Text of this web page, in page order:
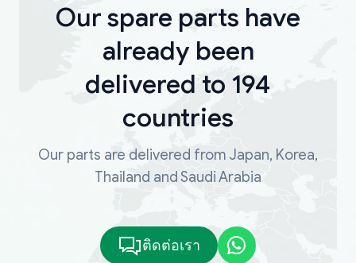
Our spare parts have
already been
delivered to 194
countries
Our parts are delivered from Japan, Korea,
Thailand and Saudi Arabia
ติดต่อเรา